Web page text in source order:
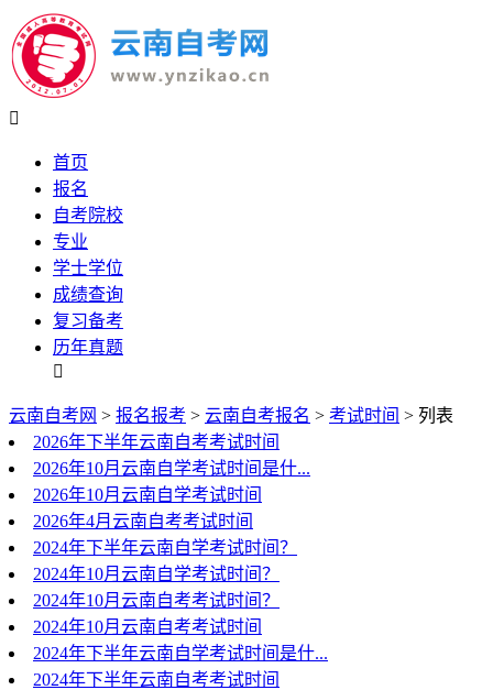

首页
报名
自考院校
专业
学士学位
成绩查询
复习备考
历年真题

云南自考网 > 报名报考 > 云南自考报名 > 考试时间 > 列表
2026年下半年云南自考考试时间
2026年10月云南自学考试时间是什...
2026年10月云南自学考试时间
2026年4月云南自考考试时间
2024年下半年云南自学考试时间？
2024年10月云南自学考试时间？
2024年10月云南自考考试时间？
2024年10月云南自考考试时间
2024年下半年云南自学考试时间是什...
2024年下半年云南自考考试时间